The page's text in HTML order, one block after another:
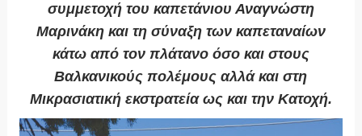
συμμετοχή του καπετάνιου Αναγνώστη
Μαρινάκη και τη σύναξη των καπεταναίων
κάτω από τον πλάτανο όσο και στους
Βαλκανικούς πολέμους αλλά και στη
Μικρασιατική εκστρατεία ως και την Κατοχή.